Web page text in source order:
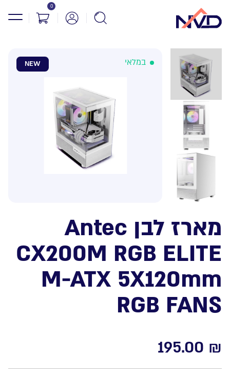
0
NEW במלאי
מארז לבן Antec
CX200M RGB ELITE
M-ATX 5X120mm
RGB FANS
195.00 ₪